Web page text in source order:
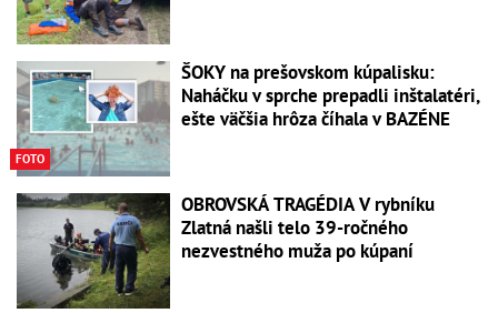
FOTO
ŠOKY na prešovskom kúpalisku:
Naháčku v sprche prepadli inštalatéri,
ešte väčšia hrôza číhala v BAZÉNE
OBROVSKÁ TRAGÉDIA V rybníku
Zlatná našli telo 39-ročného
nezvestného muža po kúpaní